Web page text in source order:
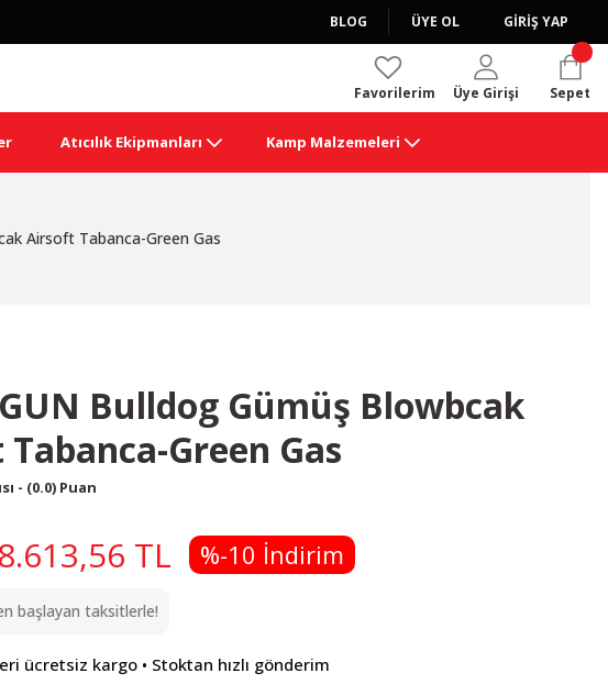
BLOG ÜYE OL GİRİŞ YAP
Favorilerim Üye Girişi Sepet
Atıcılık Ekipmanları Kamp Malzemeleri
Airsoft Tabanca-Green Gas
Bulldog Gümüş Blowbcak
Green Gas
- (0.0) Puan
8.613,56 TL %-10 İndirim
başlayan taksitlerle!
ücretsiz kargo • Stoktan hızlı gönderim